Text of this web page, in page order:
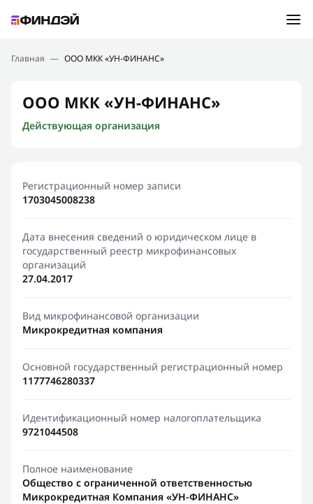
Подбор займа
Новости
Финансовое просвещение
Главная — ООО МКК «УН-ФИНАНС»
ООО МКК «УН-ФИНАНС»
Действующая организация
Регистрационный номер записи
1703045008238
Дата внесения сведений о юридическом лице в
государственный реестр микрофинансовых
организаций
27.04.2017
Вид микрофинансовой организации
Микрокредитная компания
Основной государственный регистрационный номер
1177746280337
Идентификационный номер налогоплательщика
9721044508
Полное наименование
Общество с ограниченной ответственностью
Микрокредитная Компания «УН-ФИНАНС»
Ошибка:Контактная форма не найдена.
Спасибо, что написали нам
Мы свяжемся с Вами в ближайшее время и сообщим
результат
Отправить новый запрос